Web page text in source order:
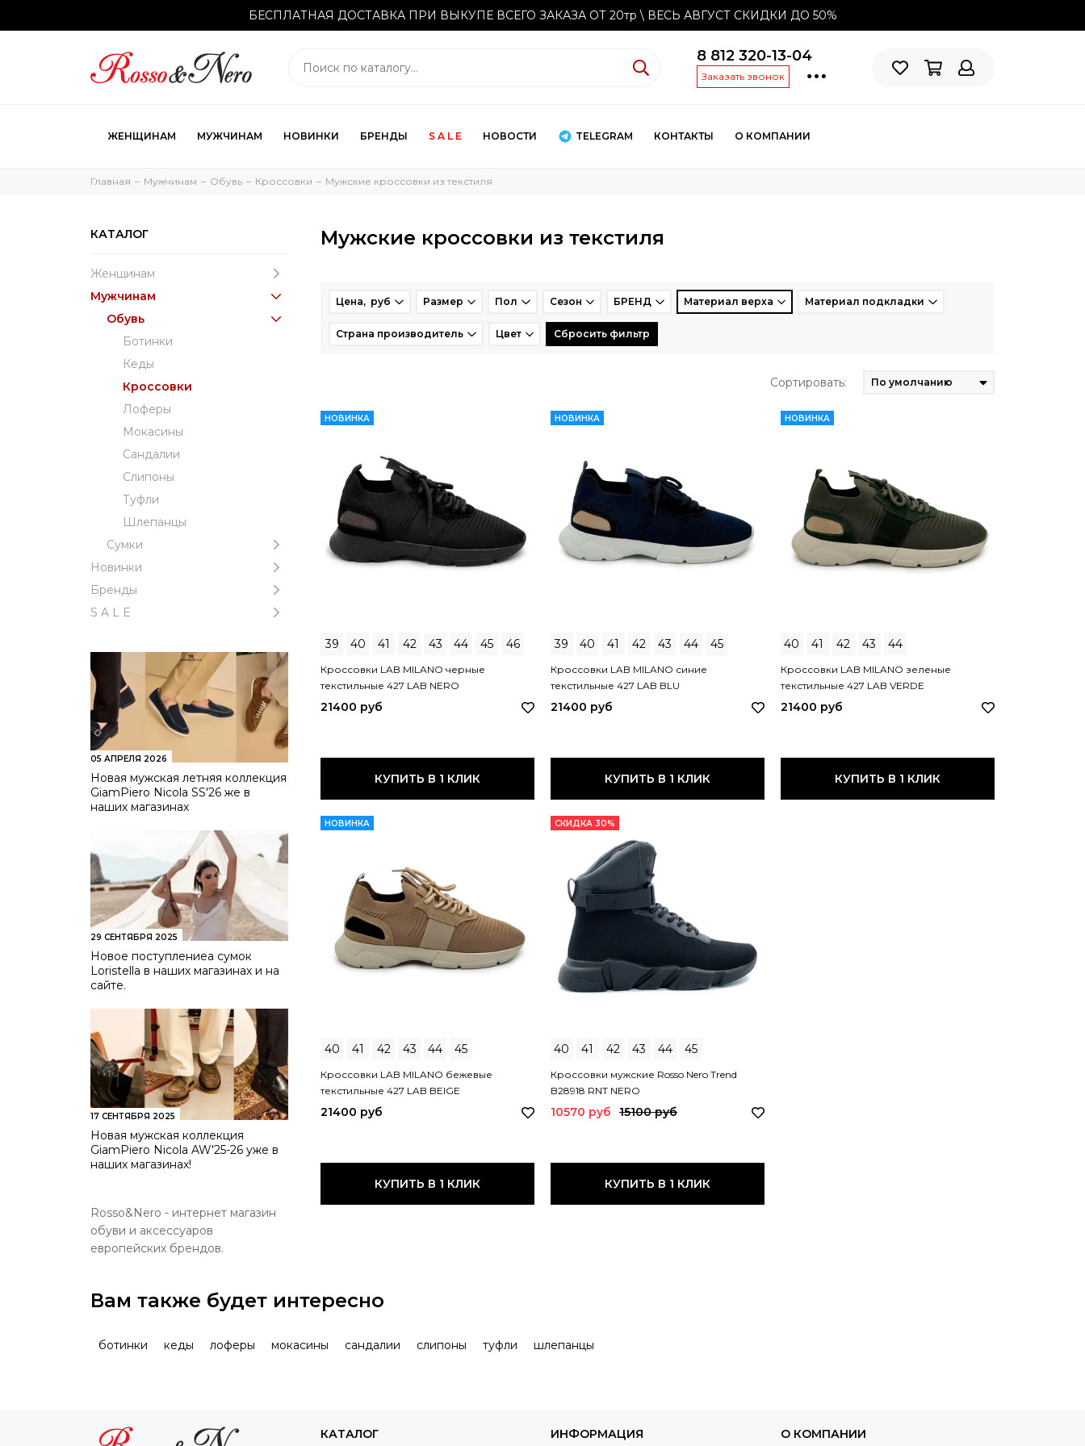
БЕСПЛАТНАЯ ДОСТАВКА ПРИ ВЫКУПЕ ВСЕГО ЗАКАЗА ОТ 20тр \ ВЕСЬ АВГУСТ СКИДКИ ДО 50%
8 812 320-13-04
Заказать звонок
ЖЕНЩИНАМ МУЖЧИНАМ НОВИНКИ БРЕНДЫ S A L E НОВОСТИ TELEGRAM КОНТАКТЫ О КОМПАНИИ
Главная Мужчинам Обувь Кроссовки Мужские кроссовки из текстиля
КАТАЛОГ
Женщинам
Мужчинам
Обувь
Ботинки
Кеды
Кроссовки
Лоферы
Мокасины
Сандалии
Слипоны
Туфли
Шлепанцы
Сумки
Новинки
Бренды
S A L E
05 АПРЕЛЯ 2026
Новая мужская летняя коллекция
GiamPiero Nicola SS'26 же в
наших магазинах
29 СЕНТЯБРЯ 2025
Новое поступлениеа сумок
Loristella в наших магазинах и на
сайте.
17 СЕНТЯБРЯ 2025
Новая мужская коллекция
GiamPiero Nicola AW'25-26 уже в
наших магазинах!
Rosso&Nero - интернет магазин
обуви и аксессуаров
европейских брендов.
Мужские кроссовки из текстиля
Цена, руб Размер Пол Сезон БРЕНД Материал верха Материал подкладки
Страна производитель Цвет Сбросить фильтр
Сортировать:
НОВИНКА
39 40 41 42 43 44 45 46
Кроссовки LAB MILANO черные
текстильные 427 LAB NERO
21400 руб
КУПИТЬ В 1 КЛИК
НОВИНКА
39 40 41 42 43 44 45
Кроссовки LAB MILANO синие
текстильные 427 LAB BLU
21400 руб
КУПИТЬ В 1 КЛИК
НОВИНКА
40 41 42 43 44
Кроссовки LAB MILANO зеленые
текстильные 427 LAB VERDE
21400 руб
КУПИТЬ В 1 КЛИК
НОВИНКА
40 41 42 43 44 45
Кроссовки LAB MILANO бежевые
текстильные 427 LAB BEIGE
21400 руб
КУПИТЬ В 1 КЛИК
СКИДКА 30%
40 41 42 43 44 45
Кроссовки мужские Rosso Nero Trend
B28918 RNT NERO
10570 руб 15100 руб
КУПИТЬ В 1 КЛИК
Вам также будет интересно
ботинки кеды лоферы мокасины сандалии слипоны туфли шлепанцы
КАТАЛОГ ИНФОРМАЦИЯ О КОМПАНИИ